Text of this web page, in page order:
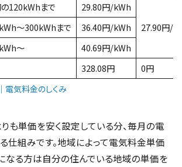
120kWhまで
29.80円/kWh
27.90円/
〜300kWhまで
36.40円/kWh
～
40.69円/kWh
328.08円 0円
電気料金のしくみ
も単価を安く設定している分、毎月の電
仕組みです。地域によって電気料金単価
なる方は自分の住んでいる地域の単価を